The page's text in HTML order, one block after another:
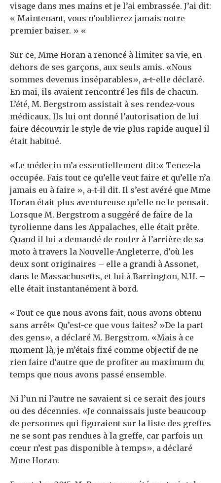
visage dans mes mains et je l’ai embrassée. J’ai dit:
« Maintenant, vous n’oublierez jamais notre
premier baiser. » «
Sur ce, Mme Horan a renoncé à limiter sa vie, en
dehors de ses garçons, aux seuls amis. «Nous
sommes devenus inséparables», a-t-elle déclaré.
En mai, ils avaient rencontré les fils de chacun.
L’été, M. Bergstrom assistait à ses rendez-vous
médicaux. Ils lui ont donné l’autorisation de lui
faire découvrir le style de vie plus rapide auquel il
était habitué.
«Le médecin m’a essentiellement dit:« Tenez-la
occupée. Fais tout ce qu’elle veut faire et qu’elle n’a
jamais eu à faire », a-t-il dit. Il s’est avéré que Mme
Horan était plus aventureuse qu’elle ne le pensait.
Lorsque M. Bergstrom a suggéré de faire de la
tyrolienne dans les Appalaches, elle était prête.
Quand il lui a demandé de rouler à l’arrière de sa
moto à travers la Nouvelle-Angleterre, d’où les
deux sont originaires – elle a grandi à Assonet,
dans le Massachusetts, et lui à Barrington, N.H. –
elle était instantanément à bord.
«Tout ce que nous avons fait, nous avons obtenu
sans arrêt« Qu’est-ce que vous faites? »De la part
des gens», a déclaré M. Bergstrom. «Mais à ce
moment-là, je m’étais fixé comme objectif de ne
rien faire d’autre que de profiter au maximum du
temps que nous avons passé ensemble.
Ni l’un ni l’autre ne savaient si ce serait des jours
ou des décennies. «Je connaissais juste beaucoup
de personnes qui figuraient sur la liste des greffes
ne se sont pas rendues à la greffe, car parfois un
cœur n’est pas disponible à temps», a déclaré
Mme Horan.